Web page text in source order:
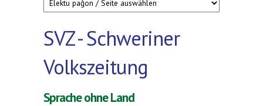
SVZ - Schweriner
Volkszeitung
Sprache ohne Land